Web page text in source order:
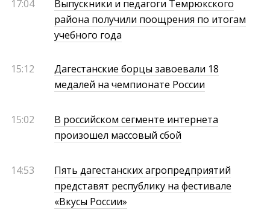
17:04
Выпускники и педагоги Темрюкского
района получили поощрения по итогам
учебного года
15:12
Дагестанские борцы завоевали 18
медалей на чемпионате России
15:02
В российском сегменте интернета
произошел массовый сбой
14:53
Пять дагестанских агропредприятий
представят республику на фестивале
«Вкусы России»